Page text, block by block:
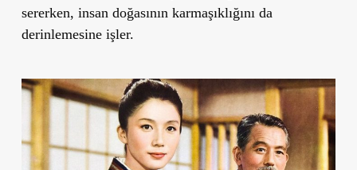
sererken, insan doğasının karmaşıklığını da
derinlemesine işler.